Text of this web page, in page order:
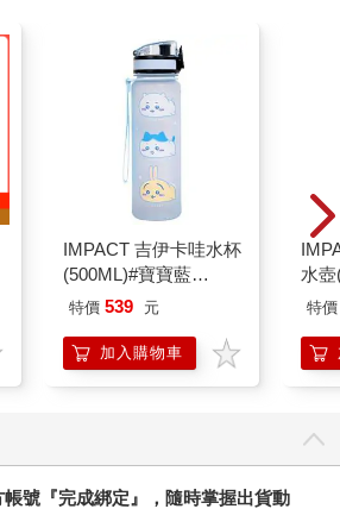
IMPACT 吉伊卡哇水杯
(500ML)#寶寶藍
IMCHB01LB
特價 539 元
加入購物車
水壺
特價
號『完成綁定』，隨時掌握出貨動